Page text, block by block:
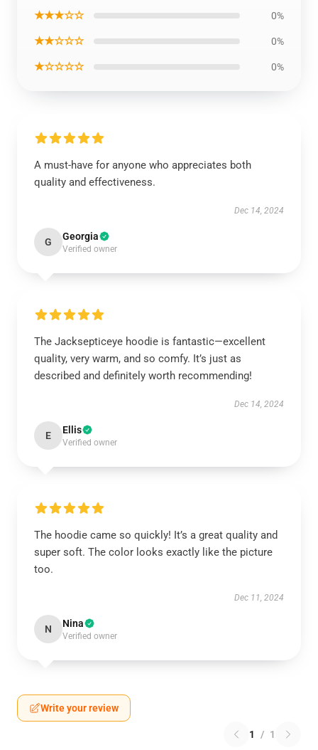
★★★☆☆ 0%
★★☆☆☆ 0%
★☆☆☆☆ 0%
A must-have for anyone who appreciates both
quality and effectiveness.
Dec 14, 2024
G Georgia
Verified owner
The Jacksepticeye hoodie is fantastic—excellent
quality, very warm, and so comfy. It’s just as
described and definitely worth recommending!
Dec 14, 2024
E Ellis
Verified owner
The hoodie came so quickly! It’s a great quality and
super soft. The color looks exactly like the picture
too.
Dec 11, 2024
N Nina
Verified owner
Write your review
1 / 1